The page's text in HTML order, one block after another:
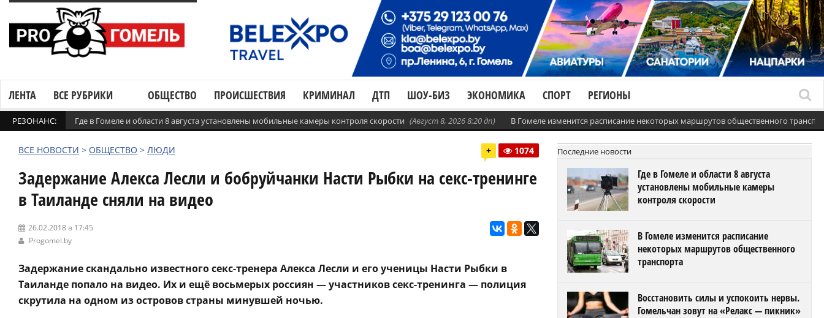
ЛЕНТА ВСЕ РУБРИКИ ОБЩЕСТВО ПРОИСШЕСТВИЯ КРИМИНАЛ ДТП ШОУ-БИЗ ЭКОНОМИКА СПОРТ РЕГИОНЫ
РЕЗОНАНС: Где в Гомеле и области 8 августа установлены мобильные камеры контроля скорости (Август 8, 2026 8:20 дп) В Гомеле изменится расписание некоторых маршрутов общественного
ВСЕ НОВОСТИ > ОБЩЕСТВО > ЛЮДИ + 1074
Задержание Алекса Лесли и бобруйчанки Насти Рыбки на секс-тренинге
в Таиланде сняли на видео
26.02.2018 в 17:45
Progomel.by
Задержание скандально известного секс-тренера Алекса Лесли и его ученицы Насти Рыбки в
Таиланде попало на видео. Их и ещё восьмерых россиян — участников секс-тренинга — полиция
скрутила на одном из островов страны минувшей ночью.
Последние новости
Где в Гомеле и области 8 августа
установлены мобильные камеры
контроля скорости
В Гомеле изменится расписание
некоторых маршрутов общественного
транспорта
Восстановить силы и успокоить нервы.
Гомельчан зовут на «Релакс — пикник»